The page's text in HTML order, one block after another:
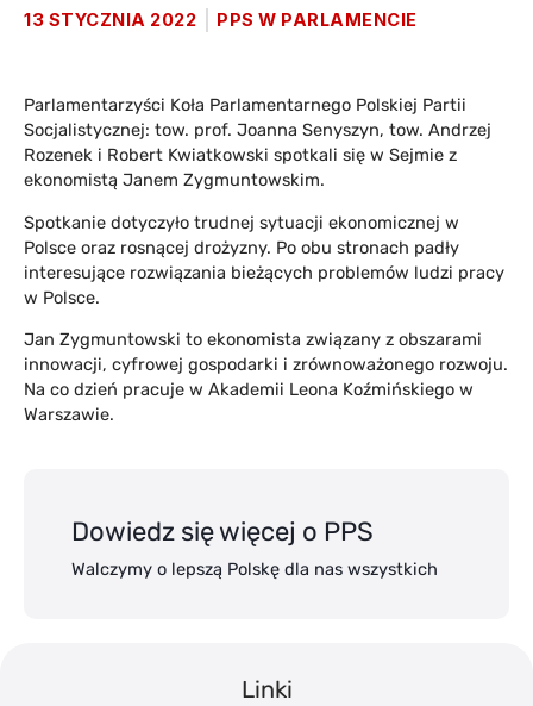
13 STYCZNIA 2022 PPS W PARLAMENCIE
Parlamentarzyści Koła Parlamentarnego Polskiej Partii
Socjalistycznej: tow. prof. Joanna Senyszyn, tow. Andrzej
Rozenek i Robert Kwiatkowski spotkali się w Sejmie z
ekonomistą Janem Zygmuntowskim.
Spotkanie dotyczyło trudnej sytuacji ekonomicznej w
Polsce oraz rosnącej drożyzny. Po obu stronach padły
interesujące rozwiązania bieżących problemów ludzi pracy
w Polsce.
Jan Zygmuntowski to ekonomista związany z obszarami
innowacji, cyfrowej gospodarki i zrównoważonego rozwoju.
Na co dzień pracuje w Akademii Leona Koźmińskiego w
Warszawie.
Dowiedz się więcej o PPS
Walczymy o lepszą Polskę dla nas wszystkich
Linki